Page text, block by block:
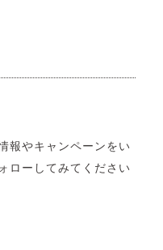
報やキャンペーンをい
ローしてみてください